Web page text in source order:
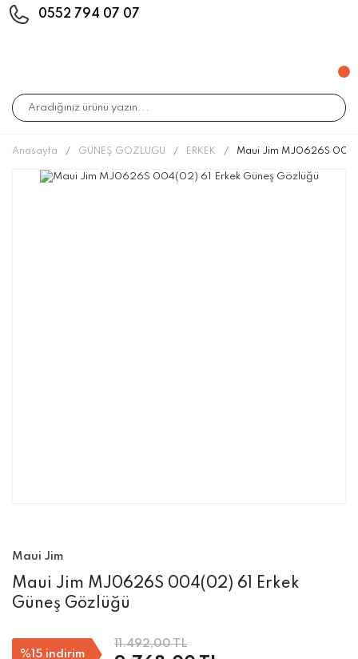
0552 794 07 07
Anasayfa GÜNEŞ GÖZLÜĞÜ ERKEK Maui Jim MJ0626S
Maui Jim
Maui Jim MJ0626S 004(02) 61 Erkek
Güneş Gözlüğü
%15 indirim
11.492,00 TL